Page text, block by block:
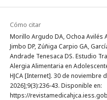
Cómo citar
Morillo Argudo DA, Ochoa Avilés
Jimbo DP, Zúñiga Carpio GA,
Andrade Tenesaca DS. Estudio
Alergia Alimentaria en
HJCA [Internet]. 30 de noviembre
2026];9(3):236-43. Disponible en:
https://